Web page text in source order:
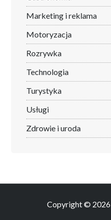
Marketing i reklama
Motoryzacja
Rozrywka
Technologia
Turystyka
Usługi
Zdrowie i uroda
Copyright © 2026